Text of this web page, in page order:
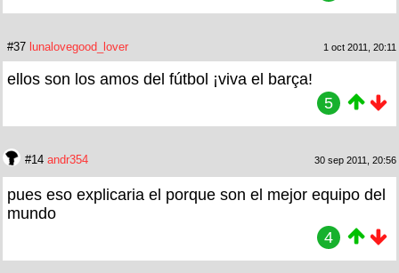
#37 lunalovegood_lover 1 oct 2011, 20:11
ellos son los amos del fútbol ¡viva el barça!
5
#14 andr354 30 sep 2011, 20:56
pues eso explicaria el porque son el mejor equipo del
mundo
4